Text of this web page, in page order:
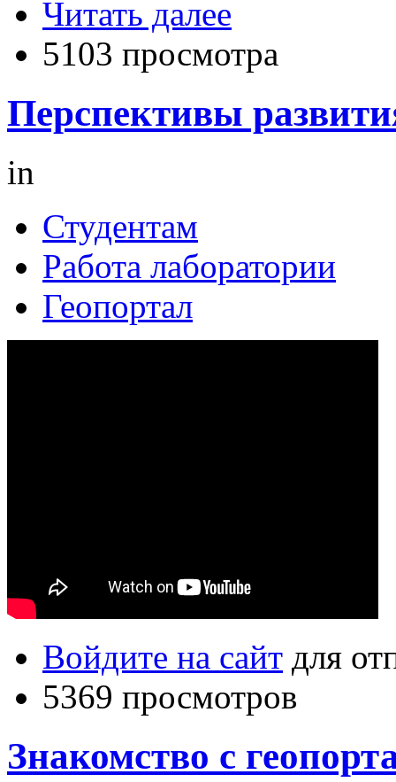
Читать далее
5103 просмотра
Перспективы
in
Студентам
Работа лаборатории
Геопортал
Войдите на сайт для
5369 просмотров
Знакомство с